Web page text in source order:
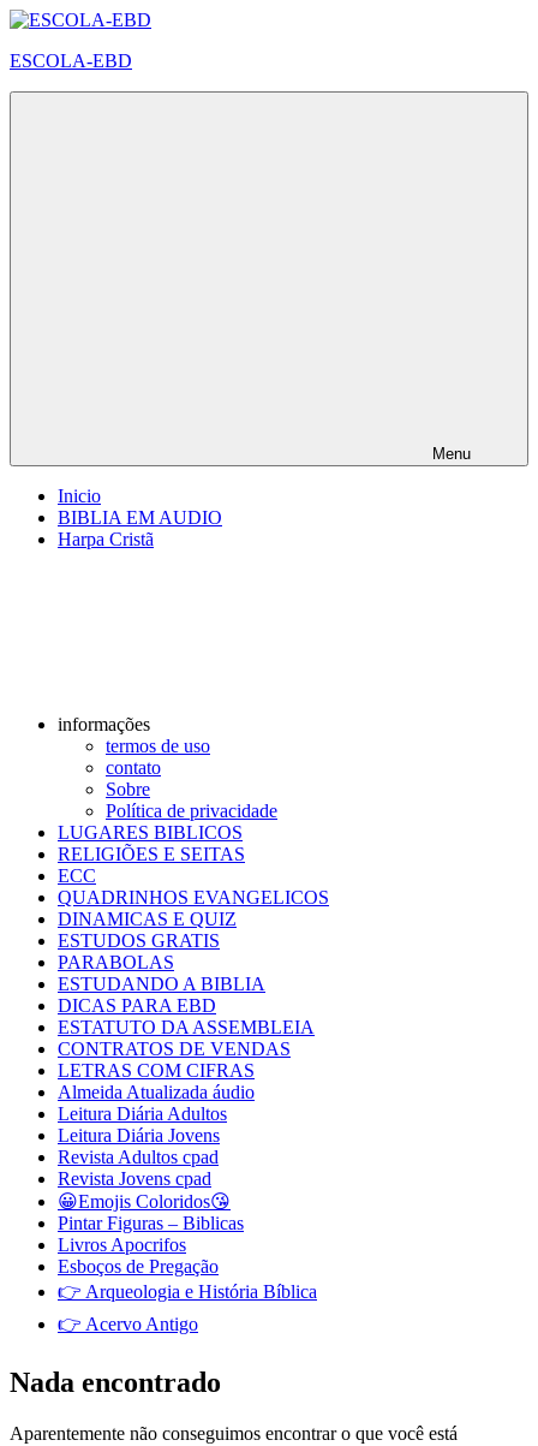
Pular
o
ESCOLA-EBD
Menu
Inicio
BIBLIA EM AUDIO
Harpa Cristã
informações
termos de uso
contato
Sobre
Política de privacidade
LUGARES BIBLICOS
RELIGIÕES E SEITAS
ECC
QUADRINHOS EVANGELICOS
DINAMICAS E QUIZ
ESTUDOS GRATIS
PARABOLAS
ESTUDANDO A BIBLIA
DICAS PARA EBD
ESTATUTO DA ASSEMBLEIA
CONTRATOS DE VENDAS
LETRAS COM CIFRAS
Almeida Atualizada áudio
Leitura Diária Adultos
Leitura Diária Jovens
Revista Adultos cpad
Revista Jovens cpad
😀Emojis Coloridos😘
Pintar Figuras – Biblicas
Livros Apocrifos
Esboços de Pregação
👉 Arqueologia e História Bíblica
👉 Acervo Antigo
Nada encontrado
Aparentemente não conseguimos encontrar o que você está